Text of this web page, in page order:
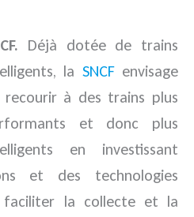
Déjà dotée de trains
la SNCFenvisage
recourir à des trains plus
et donc plus
en investissant
et des technologies
faciliter la collecte et la